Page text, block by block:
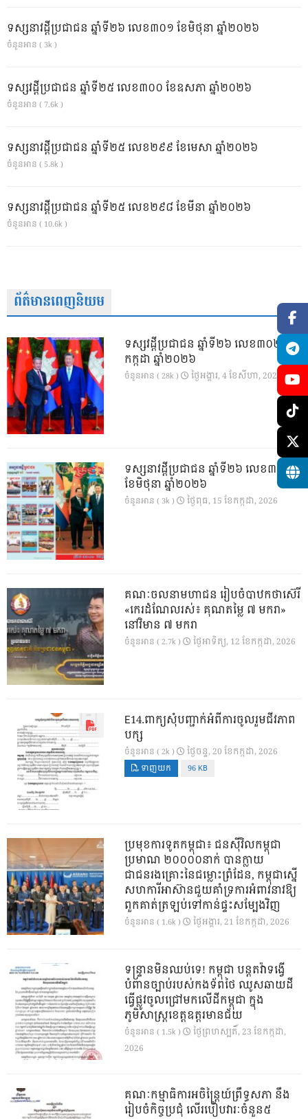
ទស្សនាវដ្ដីប្រជាជន ឆ្នាំទី២៦ លេខ៣០១ ខែមិថុនា ឆ្នាំ២០២៦
ចំនួនអាន ( 3k )
ទស្សវដ្តីប្រជាជន ឆ្នាំទី២៥ លេខ៣០០ ខែឧសភា ឆ្នាំ២០២៦
ចំនួនអាន ( 7.6k )
ទស្សនាវដ្ដីប្រជាជន ឆ្នាំទី២៥ លេខ២៩៩ ខែមេសា ឆ្នាំ២០២៦
ចំនួនអាន ( 5.8k )
ទស្សនាវដ្ដីប្រជាជន ឆ្នាំទី២៥ លេខ២៩៨ ខែមីនា ឆ្នាំ២០២៦
ចំនួនអាន ( 10.6k )
ព័ត៌មានពេញនិយម
ទស្សវដ្តីប្រជាជន ឆ្នាំទី២៦ លេខ៣០២ ខែ
កក្កដា ឆ្នាំ២០២៦
ចំនួនអាន ( 28k ) ថ្ងៃ​អង្គារ, 4 ខែ​សីហា, 2026
ទស្សនាវដ្ដីប្រជាជន ឆ្នាំទី២៦ លេខ៣០១
ខែមិថុនា ឆ្នាំ២០២៦
ចំនួនអាន ( 3k ) ថ្ងៃ​ពុធ, 15 ខែ​កក្កដា, 2026
គណៈចលនាមហាជន រៀបចំបាឋកថាស៊េរី
«កេរដំណែលរស់៖ គុណតម្លៃ ៧ មករា»
នៅវិមាន ៧ មករា
ចំនួនអាន ( 2.7k ) ថ្ងៃ​អាទិត្យ, 12 ខែ​កក្កដា, 2026
E14.ពាក្យសុំបញ្ជាក់អំពីការចូលរួមជីវភាព
បក្ស
ចំនួនអាន ( 2k ) ថ្ងៃ​ចន្ទ, 20 ខែ​កក្កដា, 2026
ទាញយក 96 KB
ប្រមុខការទូតកម្ពុជា៖ ជនស៊ីវិលកម្ពុជា
ប្រមាណ ២០០០០នាក់ បានក្លាយ
ជាជនរងគ្រោះនៃជម្លោះព្រំដែន, កម្ពុជាស្នើ
សហការីអាស៊ានជួយគាំទ្រការអំពាវនាវឱ្យ
ពួកគាត់ត្រឡប់ទៅកាន់ផ្ទះសម្បែងវិញ
ចំនួនអាន ( 1.6k ) ថ្ងៃ​អង្គារ, 21 ខែ​កក្កដា, 2026
ទន្ទ្រានមិនឈប់ទេ! កម្ពុជា បន្តតវ៉ាទង្វើ
បំពានច្បាប់របស់កងទ័ពថៃ ឈូសឆាយដី
ធ្វើផ្លូវចូលជ្រៅមកលើដីកម្ពុជា ក្នុង
ភូមិសាស្ត្រខេត្តឧត្តរមានជ័យ
ចំនួនអាន ( 1.5k )
ថ្ងៃ​ព្រហស្បតិ៍, 23 ខែ​កក្កដា,
2026
គណៈកម្មាធិការអចិន្ត្រៃយ៍ព្រឹទ្ធសភា នឹង
រៀបចំកិច្ចប្រជុំ លើរបៀបវារៈចំនួន៥